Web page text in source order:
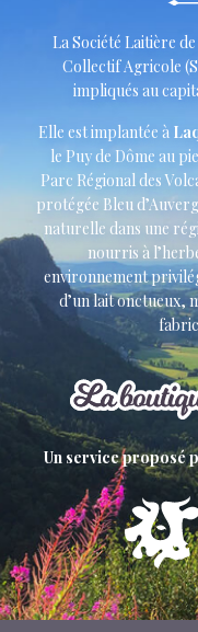
La Société Laitière
Collectif Agricole
impliqués au
Elle est implantée à
le Puy de Dôme au
Parc Régional des
protégée Bleu
naturelle dans une
nourris à
environnement
d’un lait onctueux,
Un service proposé